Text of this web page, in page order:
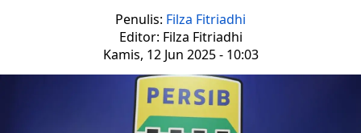
Penulis: Filza Fitriadhi
Editor: Filza Fitriadhi
Kamis, 12 Jun 2025 - 10:03